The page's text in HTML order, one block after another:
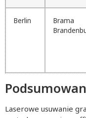
Berlin
Brama
Laserowe usuwanie